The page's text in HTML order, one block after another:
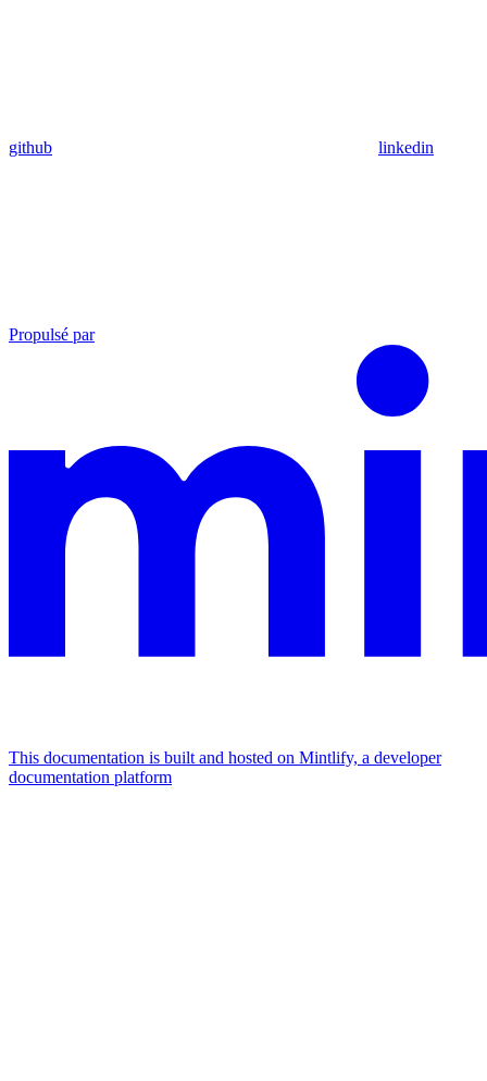
github linkedin
Propulsé par
This documentation is built and hosted on Mintlify, a developer
documentation platform